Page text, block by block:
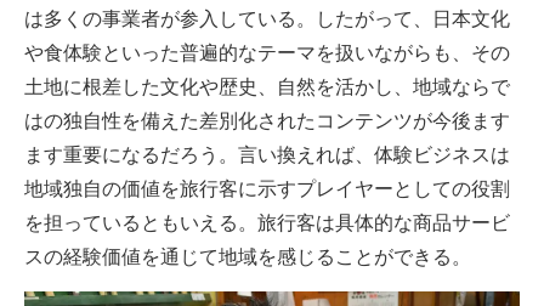
は多くの事業者が参入している。したがって、日本文化
や食体験といった普遍的なテーマを扱いながらも、その
土地に根差した文化や歴史、自然を活かし、地域ならで
はの独自性を備えた差別化されたコンテンツが今後ます
ます重要になるだろう。言い換えれば、体験ビジネスは
地域独自の価値を旅行客に示すプレイヤーとしての役割
を担っているともいえる。旅行客は具体的な商品サービ
スの経験価値を通じて地域を感じることができる。